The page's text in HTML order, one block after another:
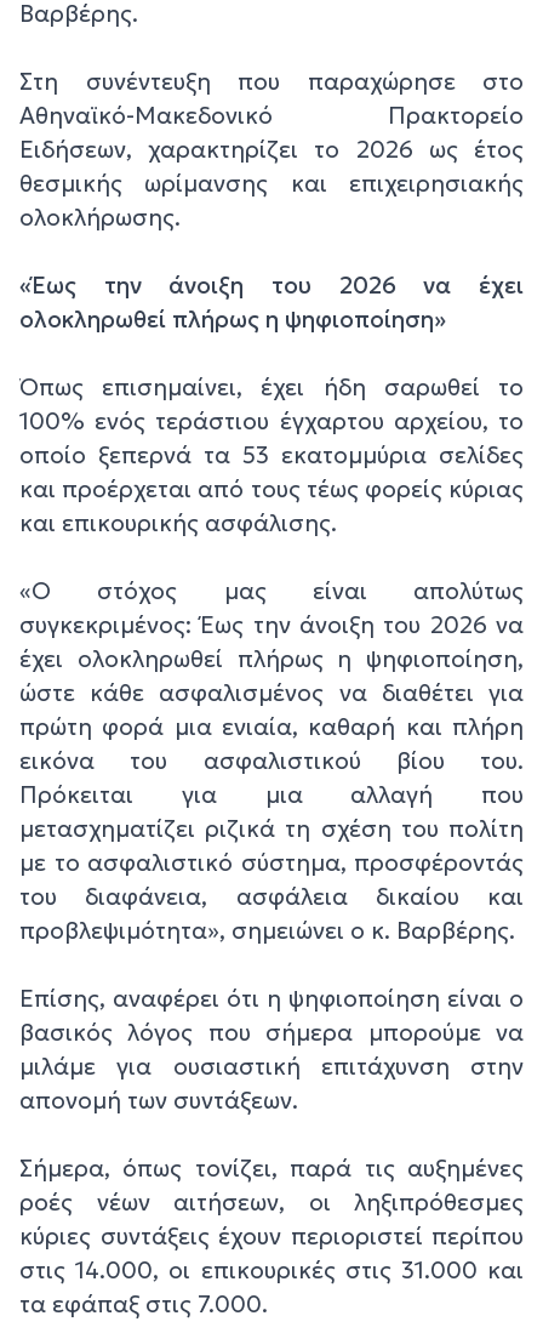
Βαρβέρης.
Στη συνέντευξη που παραχώρησε στο
Αθηναϊκό-Μακεδονικό Πρακτορείο
Ειδήσεων, χαρακτηρίζει το 2026 ως έτος
θεσμικής ωρίμανσης και επιχειρησιακής
ολοκλήρωσης.
«Έως την άνοιξη του 2026 να έχει
ολοκληρωθεί πλήρως η ψηφιοποίηση»
Όπως επισημαίνει, έχει ήδη σαρωθεί το
100% ενός τεράστιου έγχαρτου αρχείου, το
οποίο ξεπερνά τα 53 εκατομμύρια σελίδες
και προέρχεται από τους τέως φορείς κύριας
και επικουρικής ασφάλισης.
«Ο στόχος μας είναι απολύτως
συγκεκριμένος: Έως την άνοιξη του 2026 να
έχει ολοκληρωθεί πλήρως η ψηφιοποίηση,
ώστε κάθε ασφαλισμένος να διαθέτει για
πρώτη φορά μια ενιαία, καθαρή και πλήρη
εικόνα του ασφαλιστικού βίου του.
Πρόκειται για μια αλλαγή που
μετασχηματίζει ριζικά τη σχέση του πολίτη
με το ασφαλιστικό σύστημα, προσφέροντάς
του διαφάνεια, ασφάλεια δικαίου και
προβλεψιμότητα», σημειώνει ο κ. Βαρβέρης.
Επίσης, αναφέρει ότι η ψηφιοποίηση είναι ο
βασικός λόγος που σήμερα μπορούμε να
μιλάμε για ουσιαστική επιτάχυνση στην
απονομή των συντάξεων.
Σήμερα, όπως τονίζει, παρά τις αυξημένες
ροές νέων αιτήσεων, οι ληξιπρόθεσμες
κύριες συντάξεις έχουν περιοριστεί περίπου
στις 14.000, οι επικουρικές στις 31.000 και
τα εφάπαξ στις 7.000.